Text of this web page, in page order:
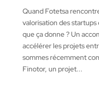
Quand Fotetsa
valorisation des
que ça donne ? Un
accélérer les projets
sommes récemment
Finotor, un projet...